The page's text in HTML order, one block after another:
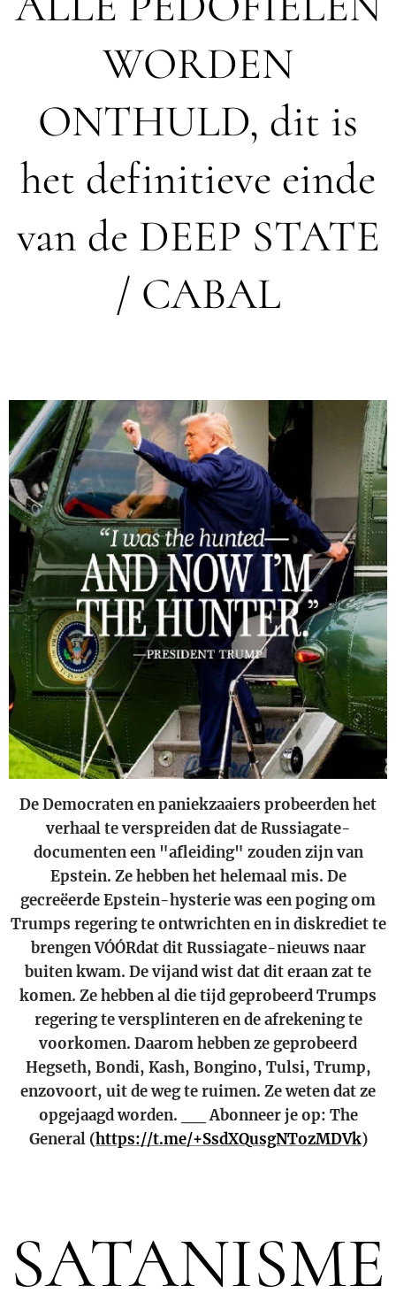
WORDEN
ONTHULD, dit is
het definitieve einde
van de DEEP STATE
/ CABAL
De Democraten en paniekzaaiers probeerden het
verhaal te verspreiden dat de Russiagate-
documenten een "afleiding" zouden zijn van
Epstein. Ze hebben het helemaal mis. De
gecreëerde Epstein-hysterie was een poging om
Trumps regering te ontwrichten en in diskrediet te
brengen VÓÓRdat dit Russiagate-nieuws naar
buiten kwam. De vijand wist dat dit eraan zat te
komen. Ze hebben al die tijd geprobeerd Trumps
regering te versplinteren en de afrekening te
voorkomen. Daarom hebben ze geprobeerd
Hegseth, Bondi, Kash, Bongino, Tulsi, Trump,
enzovoort, uit de weg te ruimen. Ze weten dat ze
opgejaagd worden. __ Abonneer je op: The
General (https://t.me/+SsdXQusgNTozMDVk)
SATANISME